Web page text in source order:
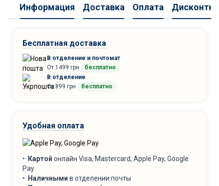
Информация Доставка Оплата
Бесплатная доставка
В отделение и почтомат
От 1499 грн
бесплатно
В отделение
От 899 грн
бесплатно
Удобная оплата
• Картой онлайн Visa, Mastercard, Apple Pay, Google
Pay
•
Наличными в отделении почты